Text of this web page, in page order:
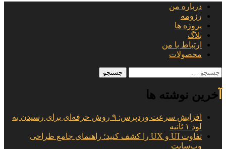
درباره من
رزومه
پروژه ها
بلاگ
ارتباط با من
محصولات
جستجو
آخرین نوشته ها
افزایش سرعت وردپرس: ۹ روش حرفه‌ای برای رسیدن به
لود ۱ ثانیه
تفاوت UI و UX را کشف کنید؛ راهنمای جامع طراحی
وب‌سایت